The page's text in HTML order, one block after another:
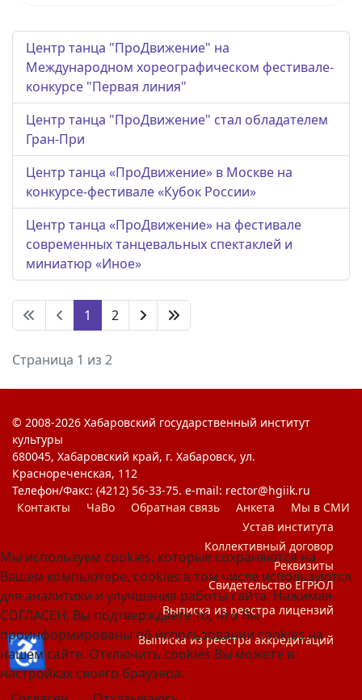
Центр танца "ПроДвижение" на
Международном хореографическом фестивале-
конкурсе "Первая линия"
Центр танца "ПроДвижение" стал обладателем
Гран-При
Центр танца «ПроДвижение» в Москве на
конкурсе-фестивале «Кубок России»
Центр танца «ПроДвижение» на фестивале
современных танцевальных спектаклей и
миниатюр «Иное»
1 2
Страница 1 из 2
© 2008-2026 Хабаровский государственный институт
культуры
680045, Хабаровский край, г. Хабаровск, ул.
Краснореченская, 112
Телефон/Факс: (4212) 56-33-75. e-mail: rector@hgiik.ru
Контакты
ЧаВо Обратная связь Анкета
Мы в СМИ
Устав института
Коллективный договор
Реквизиты
Свидетельство ЕГРЮЛ
Выписка из реестра лицензий
Выписка из реестра аккредитаций
Мы используем cookies, которые сохраняются на
Вашем компьютере, cookies в том числе используются
для аналитики и улучшения работы сайта. Нажимая
СОГЛАСЕН, Вы подтверждаете то, что Вы
проинформированы об использовании cookies на
нашем сайте. Отключить cookies Вы можете в
настройках своего браузера.